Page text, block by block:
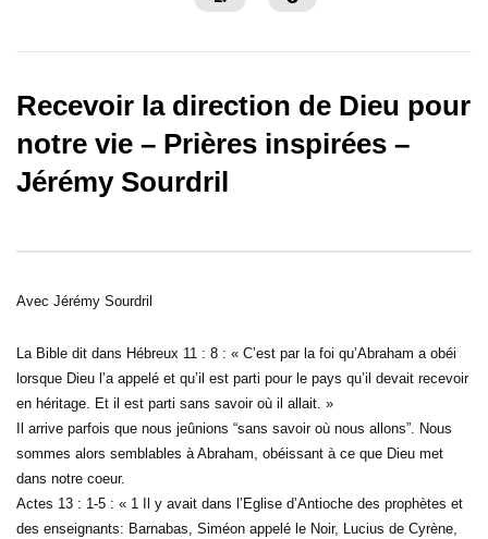
30:32
Recevoir la direction de Dieu pour
notre vie – Prières inspirées –
Jérémy Sourdril
Avec Jérémy Sourdril
La Bible dit dans Hébreux 11 : 8 : « C’est par la foi qu’Abraham a obéi
lorsque Dieu l’a appelé et qu’il est parti pour le pays qu’il devait recevoir
en héritage. Et il est parti sans savoir où il allait. »
Il arrive parfois que nous jeûnions “sans savoir où nous allons”. Nous
sommes alors semblables à Abraham, obéissant à ce que Dieu met
dans notre coeur.
Actes 13 : 1-5 : « 1 Il y avait dans l’Eglise d’Antioche des prophètes et
des enseignants: Barnabas, Siméon appelé le Noir, Lucius de Cyrène,